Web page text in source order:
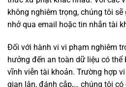
không nghiêm trọng, chúng tôi
nhở qua email hoặc tin nhắn tài
Đối với hành vi vi phạm nghiêm
hưởng đến an toàn dữ liệu có
vĩnh viễn tài khoản. Trường hợp
gian lận, đánh cắp,… chúng tôi